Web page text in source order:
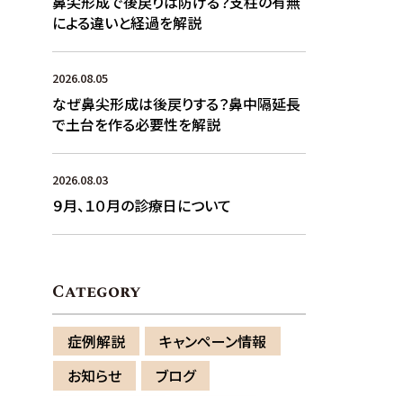
による違いと経過を解説
2026.08.05
なぜ鼻尖形成は後戻りする？鼻中隔延長
で土台を作る必要性を解説
2026.08.03
９月、１０月の診療日について
Category
症例解説
キャンペーン情報
お知らせ
ブログ